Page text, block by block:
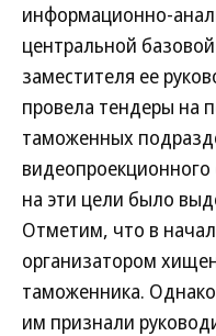
информационно-
центральной
заместителя ее
провела тендеры на
таможенных
на эти цели было
Отметим, что в
организатором
таможенника.
им признали